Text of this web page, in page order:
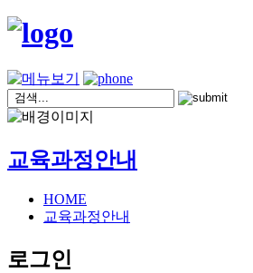
교육과정안내
HOME
교육과정안내
로그인